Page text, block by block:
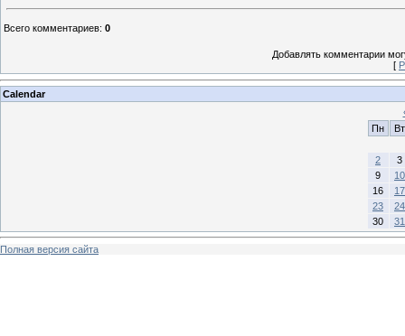
Всего комментариев: 0
Добавлять комментарии
[
Calendar
Пн
Вт
2
3
9
10
16
17
23
24
30
31
Полная версия сайта